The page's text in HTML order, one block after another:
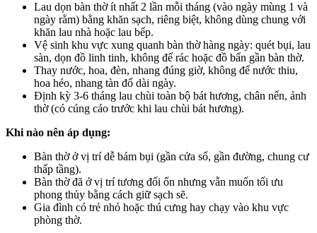
Lau dọn bàn thờ ít nhất 2 lần mỗi tháng (vào ngày mùng 1 và
ngày rằm) bằng khăn sạch, riêng biệt, không dùng chung với
khăn lau nhà hoặc lau bếp.
Vệ sinh khu vực xung quanh bàn thờ hàng ngày: quét bụi, lau
sàn, dọn đồ linh tinh, không để rác hoặc đồ bẩn gần bàn thờ.
Thay nước, hoa, đèn, nhang đúng giờ, không để nước thiu,
hoa héo, nhang tàn đổ dài ngày.
Định kỳ 3-6 tháng lau chùi toàn bộ bát hương, chân nến, ảnh
thờ (có cúng cáo trước khi lau chùi bát hương).
Khi nào nên áp dụng:
Bàn thờ ở vị trí dễ bám bụi (gần cửa sổ, gần đường, chung cư
thấp tầng).
Bàn thờ đã ở vị trí tương đối ổn nhưng vẫn muốn tối ưu
phong thủy bằng cách giữ sạch sẽ.
Gia đình có trẻ nhỏ hoặc thú cưng hay chạy vào khu vực
phòng thờ.